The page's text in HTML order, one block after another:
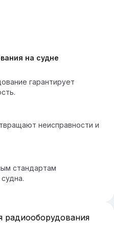
на судне
гарантирует
неисправности и
стандартам